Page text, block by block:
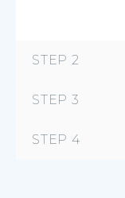
STEP 2
STEP 3
STEP 4